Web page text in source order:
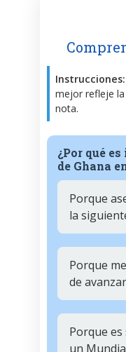
Instrucciones:
mejor refleje
nota.
¿Por qué
de Ghana
Porque
la
Porque
de
Porque
un